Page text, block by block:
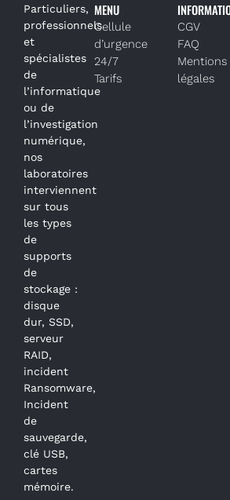
Particuliers,
professionnels
et
spécialistes
de
l’informatique
ou de
l’investigation
numérique,
nos
laboratoires
interviennent
sur tous
les types
de
supports
de
stockage :
disque
dur, SSD,
serveur
RAID,
incident
Ransomware,
Incident
de
sauvegarde,
clé USB,
cartes
mémoire.
MENU
Cellule
d’urgence
24/7
Tarifs
CGV
FAQ
Mentions
légales